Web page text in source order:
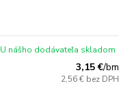
3,15 €/bm
2,56 € bez DPH
U nášho dodávateľa skladom